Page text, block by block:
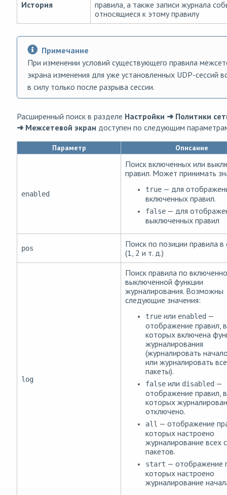
История
правила, а также записи журнала
относящиеся к этому правилу
Примечание
При изменении условий существующего правила
экрана изменения для уже установленных UDP-сессий
в силу только после разрыва сессии.
Расширенный поиск в разделе Настройки ➜ Политики
➜ Межсетевой экран доступен по следующим
Параметр Описание
enabled
Поиск включенных или
правил. Может принимать
true — для
включенных правил.
false — для
выключенных правил
pos
Поиск по позиции правила в
(1, 2 и т. д.)
log
Поиск правила по
выключенной функции
журналирования. Возможны
следующие значения:
true или enabled —
отображение правил, в
которых включена
журналирования
(журналировать
или журналировать
пакеты).
false или disabled —
отображение правил, в
которых
отключено.
all — отображение
которых настроено
журналирование всех
пакетов.
start — отображение
которых настроено
журналирование